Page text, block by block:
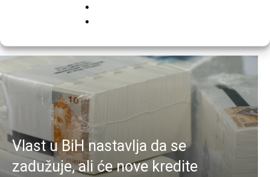
Najnovije vijesti
Vlast u BiH nastavlja da se
zadužuje, ali će nove kredite